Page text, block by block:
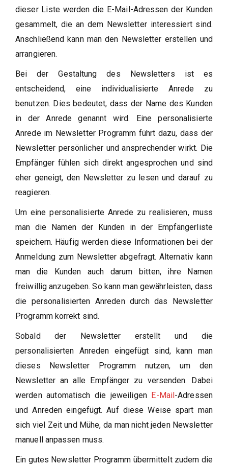
dieser Liste werden die E-Mail-Adressen der Kunden
gesammelt, die an dem Newsletter interessiert sind.
Anschließend kann man den Newsletter erstellen und
arrangieren.
Bei der Gestaltung des Newsletters ist es
entscheidend, eine individualisierte Anrede zu
benutzen. Dies bedeutet, dass der Name des Kunden
in der Anrede genannt wird. Eine personalisierte
Anrede im Newsletter Programm führt dazu, dass der
Newsletter persönlicher und ansprechender wirkt. Die
Empfänger fühlen sich direkt angesprochen und sind
eher geneigt, den Newsletter zu lesen und darauf zu
reagieren.
Um eine personalisierte Anrede zu realisieren, muss
man die Namen der Kunden in der Empfängerliste
speichern. Häufig werden diese Informationen bei der
Anmeldung zum Newsletter abgefragt. Alternativ kann
man die Kunden auch darum bitten, ihre Namen
freiwillig anzugeben. So kann man gewährleisten, dass
die personalisierten Anreden durch das Newsletter
Programm korrekt sind.
Sobald der Newsletter erstellt und die
personalisierten Anreden eingefügt sind, kann man
dieses Newsletter Programm nutzen, um den
Newsletter an alle Empfänger zu versenden. Dabei
werden automatisch die jeweiligen E-Mail-Adressen
und Anreden eingefügt. Auf diese Weise spart man
sich viel Zeit und Mühe, da man nicht jeden Newsletter
manuell anpassen muss.
Ein gutes Newsletter Programm übermittelt zudem die